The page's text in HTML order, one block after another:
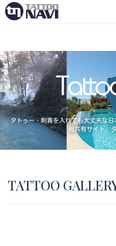
タトゥー・刺青を入れても大丈夫な
報共有サイト、
TATTOO